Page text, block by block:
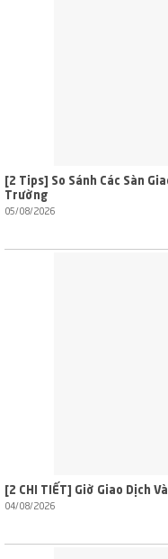
[2 Tips] So Sánh Các Sàn
Trường
05/08/2026
[2 CHI TIẾT] Giờ Giao Dịch
04/08/2026